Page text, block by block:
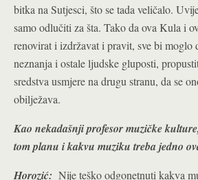
bitka na Sutjesci, što se tada veličalo.
samo odlučiti za šta. Tako da ova Kula i
renovirat i izdržavat i pravit, sve bi
neznanja i ostale ljudske gluposti,
sredstva usmjere na drugu stranu, da se
obilježava.
Kao nekadašnji profesor muzičke
tom planu i kakvu muziku treba jedno
Horozić: Nije teško odgonetnuti kakva